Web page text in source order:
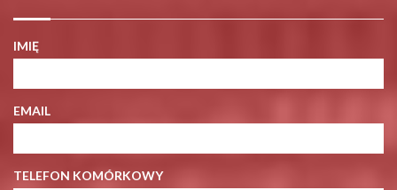
IMIĘ
EMAIL
TELEFON KOMÓRKOWY